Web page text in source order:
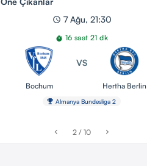
schedule 7 Ağu, 21:30
timer 16 saat 21 dk
Bochum
VS
Hertha Berlin
emoji_events Almanya Bundesliga 2
chevron_left 2 / 10 chevron_right